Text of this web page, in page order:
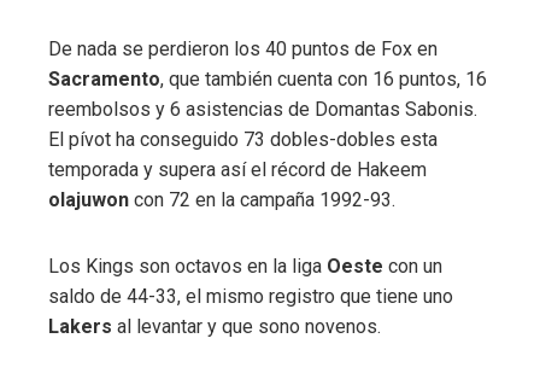
De nada se perdieron los 40 puntos de Fox en
Sacramento, que también cuenta con 16 puntos, 16
reembolsos y 6 asistencias de Domantas Sabonis.
El pívot ha conseguido 73 dobles-dobles esta
temporada y supera así el récord de Hakeem
olajuwon con 72 en la campaña 1992-93.
Los Kings son octavos en la liga Oeste con un
saldo de 44-33, el mismo registro que tiene uno
Lakers al levantar y que sono novenos.